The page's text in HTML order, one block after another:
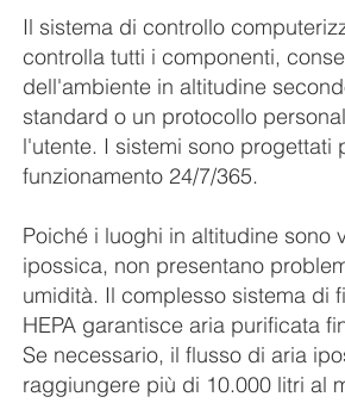
Il sistema di controllo
controlla tutti i componenti,
dell'ambiente in altitudine
standard o un protocollo
l'utente. I sistemi sono progettati
funzionamento 24/7/365.
Poiché i luoghi in altitudine sono
ipossica, non presentano
umidità. Il complesso sistema di
HEPA garantisce aria purificata
Se necessario, il flusso di aria
raggiungere più di 10.000 litri al